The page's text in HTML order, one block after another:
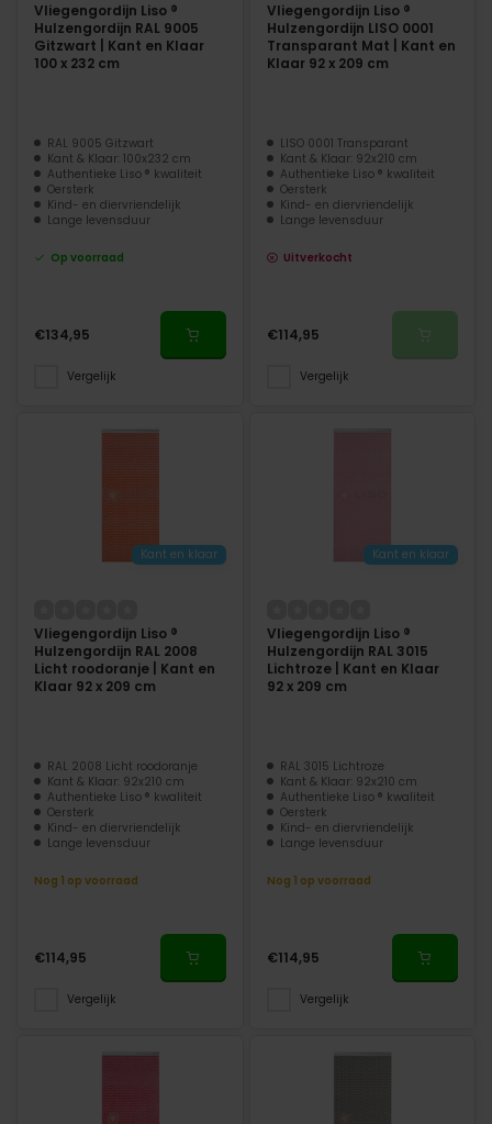
Vliegengordijn Liso ®
Hulzengordijn RAL 9005
Gitzwart | Kant en Klaar
100 x 232 cm
RAL 9005 Gitzwart
Kant & Klaar: 100x232 cm
Authentieke Liso ® kwaliteit
Oersterk
Kind- en diervriendelijk
Lange levensduur
Op voorraad
€134,95
Vergelijk
Vliegengordijn Liso ®
Hulzengordijn LISO 0001
Transparant Mat | Kant en
Klaar 92 x 209 cm
LISO 0001 Transparant
Kant & Klaar: 92x210 cm
Authentieke Liso ® kwaliteit
Oersterk
Kind- en diervriendelijk
Lange levensduur
Uitverkocht
€114,95
Vergelijk
Kant en klaar
Vliegengordijn Liso ®
Hulzengordijn RAL 2008
Licht roodoranje | Kant en
Klaar 92 x 209 cm
RAL 2008 Licht roodoranje
Kant & Klaar: 92x210 cm
Authentieke Liso ® kwaliteit
Oersterk
Kind- en diervriendelijk
Lange levensduur
Nog 1 op voorraad
€114,95
Vergelijk
Kant en klaar
Vliegengordijn Liso ®
Hulzengordijn RAL 3015
Lichtroze | Kant en Klaar
92 x 209 cm
RAL 3015 Lichtroze
Kant & Klaar: 92x210 cm
Authentieke Liso ® kwaliteit
Oersterk
Kind- en diervriendelijk
Lange levensduur
Nog 1 op voorraad
€114,95
Vergelijk